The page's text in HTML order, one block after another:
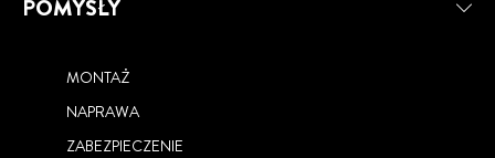
POMYSŁY
MONTAŻ
NAPRAWA
ZABEZPIECZENIE